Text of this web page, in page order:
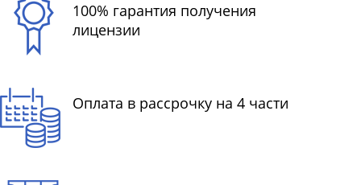
100% гарантия получения
лицензии
Оплата в рассрочку на 4 части